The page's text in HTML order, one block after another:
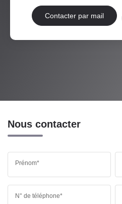
Contacter par mail
Nous contacter
Prénom*
N° de téléphone*